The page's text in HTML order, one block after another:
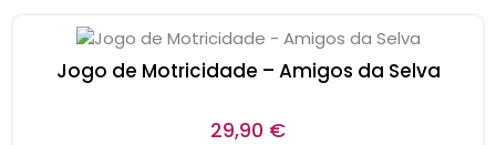
Jogo de Motricidade – Amigos da Selva
29,90 €